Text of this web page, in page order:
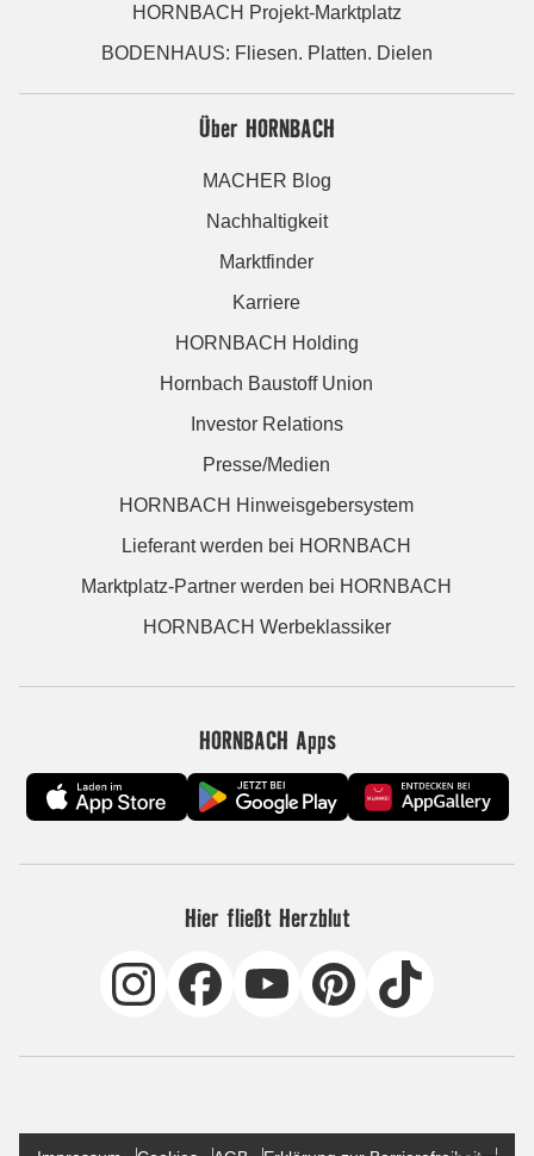
HORNBACH Projekt-Marktplatz
BODENHAUS: Fliesen. Platten. Dielen
Über HORNBACH
MACHER Blog
Nachhaltigkeit
Marktfinder
Karriere
HORNBACH Holding
Hornbach Baustoff Union
Investor Relations
Presse/Medien
HORNBACH Hinweisgebersystem
Lieferant werden bei HORNBACH
Marktplatz-Partner werden bei HORNBACH
HORNBACH Werbeklassiker
HORNBACH Apps
Hier fließt Herzblut